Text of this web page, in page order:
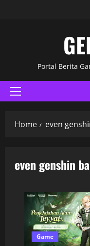
Portal Berita
Home even
even genshin
Game